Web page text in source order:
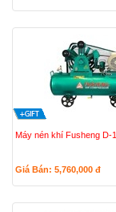
Máy nén khí Fusheng D-1
Giá Bán: 5,760,000 đ